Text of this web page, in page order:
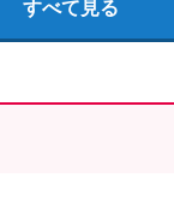
すべて見る